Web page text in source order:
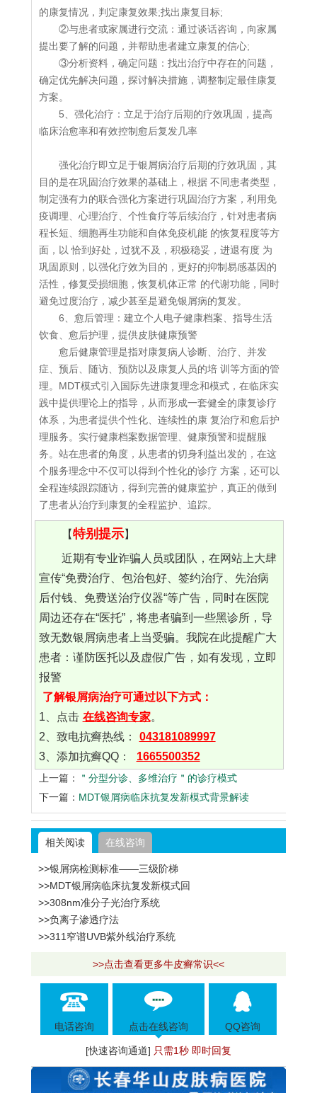
的康复情况，判定康复效果;找出康复目标;
②与患者或家属进行交流：通过谈话咨询，向家属
提出要了解的问题，并帮助患者建立康复的信心;
③分析资料，确定问题：找出治疗中存在的问题，
确定优先解决问题，探讨解决措施，调整制定最佳康复
方案。
5、强化治疗：立足于治疗后期的疗效巩固，提高
临床治愈率和有效控制愈后复发几率
强化治疗即立足于银屑病治疗后期的疗效巩固，其
目的是在巩固治疗效果的基础上，根据 不同患者类型，
制定强有力的联合强化方案进行巩固治疗方案，利用免
疫调理、心理治疗、个性食疗等后续治疗，针对患者病
程长短、细胞再生功能和自体免疫机能 的恢复程度等方
面，以 恰到好处，过犹不及，积极稳妥，进退有度 为
巩固原则，以强化疗效为目的，更好的抑制易感基因的
活性，修复受损细胞，恢复机体正常 的代谢功能，同时
避免过度治疗，减少甚至是避免银屑病的复发。
6、愈后管理：建立个人电子健康档案、指导生活
饮食、愈后护理，提供皮肤健康预警
愈后健康管理是指对康复病人诊断、治疗、并发
症、预后、随访、预防以及康复人员的培 训等方面的管
理。MDT模式引入国际先进康复理念和模式，在临床实
践中提供理论上的指导，从而形成一套健全的康复诊疗
体系，为患者提供个性化、连续性的康 复治疗和愈后护
理服务。实行健康档案数据管理、健康预警和提醒服
务。站在患者的角度，从患者的切身利益出发的，在这
个服务理念中不仅可以得到个性化的诊疗 方案，还可以
全程连续跟踪随访，得到完善的健康监护，真正的做到
了患者从治疗到康复的全程监护、追踪。
【特别提示】
近期有专业诈骗人员或团队，在网站上大肆
宣传“免费治疗、包治包好、签约治疗、先治病
后付钱、免费送治疗仪器“等广告，同时在医院
周边还存在“医托”，将患者骗到一些黑诊所，导
致无数银屑病患者上当受骗。我院在此提醒广大
患者：谨防医托以及虚假广告，如有发现，立即
报警
了解银屑病治疗可通过以下方式：
1、点击 在线咨询专家。
2、致电抗癣热线：
043181089997
3、添加抗癣QQ：
1665500352
上一篇：
＂分型分诊、多维治疗＂的诊疗模式
下一篇： MDT银屑病临床抗复发新模式背景解读
相关阅读 在线咨询
>>银屑病检测标准——三级阶梯
>>MDT银屑病临床抗复发新模式回
>>308nm准分子光治疗系统
>>负离子渗透疗法
>>311窄谱UVB紫外线治疗系统
>>点击查看更多牛皮癣常识<<
电话咨询 点击在线咨询 QQ咨询
[快速咨询通道] 只需1秒 即时回复